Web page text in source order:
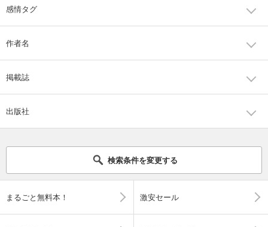
感情タグ
作者名
掲載誌
出版社
検索条件を変更する
まるごと無料本！ 激安セール